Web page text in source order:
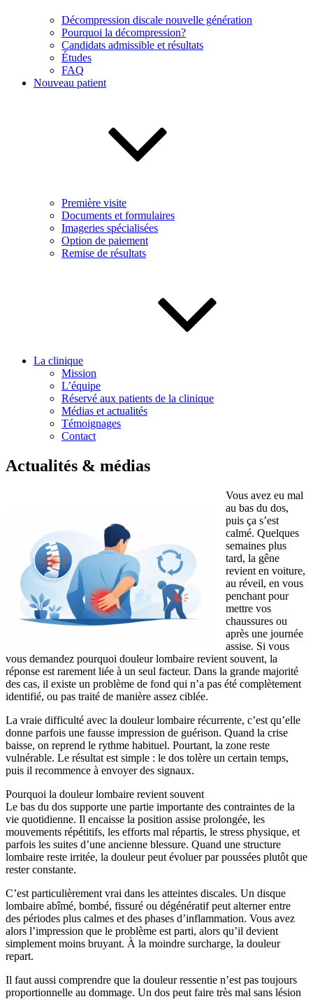
Décompression discale nouvelle génération
Pourquoi la décompression?
Candidats admissible et résultats
Études
FAQ
Nouveau patient
Première visite
Documents et formulaires
Imageries spécialisées
Option de paiement
Remise de résultats
La clinique
Mission
L’équipe
Réservé aux patients de la clinique
Médias et actualités
Témoignages
Contact
Actualités & médias
Vous avez eu mal
au bas du dos,
puis ça s’est
calmé. Quelques
semaines plus
tard, la gêne
revient en voiture,
au réveil, en vous
penchant pour
mettre vos
chaussures ou
après une journée
assise. Si vous
vous demandez pourquoi douleur lombaire revient souvent, la
réponse est rarement liée à un seul facteur. Dans la grande majorité
des cas, il existe un problème de fond qui n’a pas été complètement
identifié, ou pas traité de manière assez ciblée.
La vraie difficulté avec la douleur lombaire récurrente, c’est qu’elle
donne parfois une fausse impression de guérison. Quand la crise
baisse, on reprend le rythme habituel. Pourtant, la zone reste
vulnérable. Le résultat est simple : le dos tolère un certain temps,
puis il recommence à envoyer des signaux.
Pourquoi la douleur lombaire revient souvent
Le bas du dos supporte une partie importante des contraintes de la
vie quotidienne. Il encaisse la position assise prolongée, les
mouvements répétitifs, les efforts mal répartis, le stress physique, et
parfois les suites d’une ancienne blessure. Quand une structure
lombaire reste irritée, la douleur peut évoluer par poussées plutôt que
rester constante.
C’est particulièrement vrai dans les atteintes discales. Un disque
lombaire abîmé, bombé, fissuré ou dégénératif peut alterner entre
des périodes plus calmes et des phases d’inflammation. Vous avez
alors l’impression que le problème est parti, alors qu’il devient
simplement moins bruyant. À la moindre surcharge, la douleur
repart.
Il faut aussi comprendre que la douleur ressentie n’est pas toujours
proportionnelle au dommage. Un dos peut faire très mal sans lésion